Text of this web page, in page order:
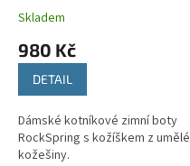
Skladem
980 Kč
DETAIL
Dámské kotníkové zimní boty
RockSpring s kožíškem z umělé
kožešiny.